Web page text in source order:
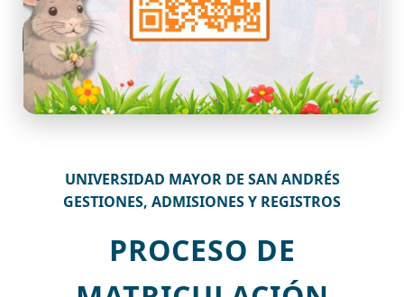
UNIVERSIDAD MAYOR DE SAN ANDRÉS
GESTIONES, ADMISIONES Y REGISTROS
PROCESO DE